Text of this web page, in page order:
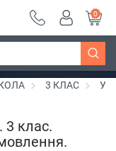
0
3 КЛАС
3 клас.